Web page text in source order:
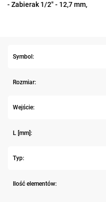
- Zabierak 1/2" - 12,7 mm,
Symbol:
Rozmiar:
Wejście:
L [mm]:
Typ:
Ilość elementów: